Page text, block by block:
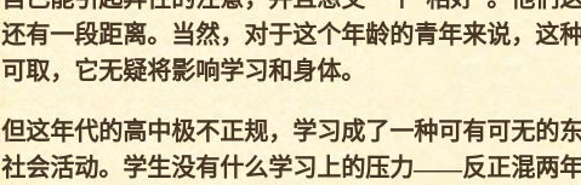
还有一段距离。当然，对于这个年龄的青年来说，这
可取，它无疑将影响学习和身体。
但这年代的高中极不正规，学习成了一种可有可无的
社会活动。学生没有什么学习上的压力——反正混两